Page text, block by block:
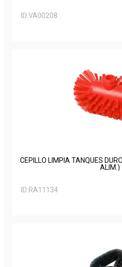
ID:VA00208
CEPILLO LIMPIA TANQUES
ALIM.)
ID:RA11134